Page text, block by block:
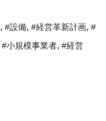
, #設備, #経営革新計画, #
#小規模事業者, #経営